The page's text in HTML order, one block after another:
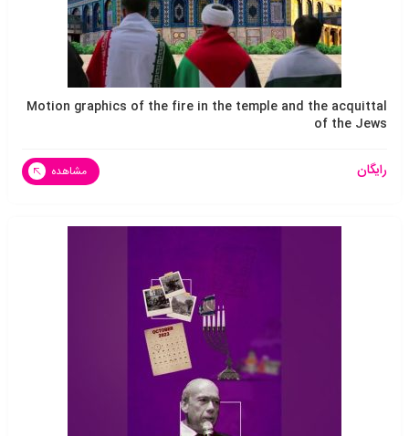
Motion graphics of the fire in the temple and the acquittal
of the Jews
رایگان مشاهده